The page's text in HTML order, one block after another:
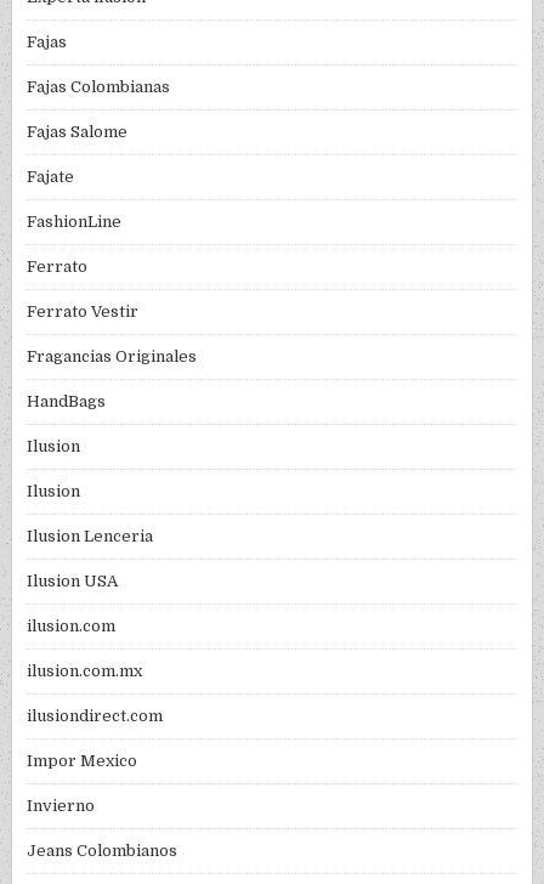
Fajas
Fajas Colombianas
Fajas Salome
Fajate
FashionLine
Ferrato
Ferrato Vestir
Fragancias Originales
HandBags
Ilusion
Ilusion
Ilusion Lenceria
Ilusion USA
ilusion.com
ilusion.com.mx
ilusiondirect.com
Impor Mexico
Invierno
Jeans Colombianos